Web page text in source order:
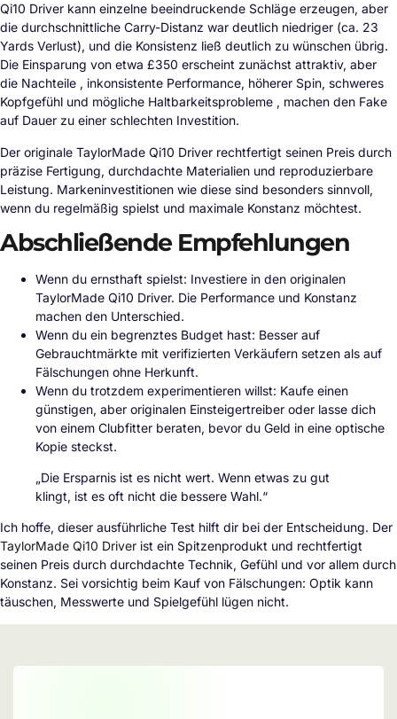
Qi10 Driver kann einzelne beeindruckende Schläge erzeugen, aber
die durchschnittliche Carry-Distanz war deutlich niedriger (ca. 23
Yards Verlust), und die Konsistenz ließ deutlich zu wünschen übrig.
Die Einsparung von etwa £350 erscheint zunächst attraktiv, aber
die Nachteile , inkonsistente Performance, höherer Spin, schweres
Kopfgefühl und mögliche Haltbarkeitsprobleme , machen den Fake
auf Dauer zu einer schlechten Investition.
Der originale TaylorMade Qi10 Driver rechtfertigt seinen Preis durch
präzise Fertigung, durchdachte Materialien und reproduzierbare
Leistung. Markeninvestitionen wie diese sind besonders sinnvoll,
wenn du regelmäßig spielst und maximale Konstanz möchtest.
Abschließende Empfehlungen
Wenn du ernsthaft spielst: Investiere in den originalen
TaylorMade Qi10 Driver. Die Performance und Konstanz
machen den Unterschied.
Wenn du ein begrenztes Budget hast: Besser auf
Gebrauchtmärkte mit verifizierten Verkäufern setzen als auf
Fälschungen ohne Herkunft.
Wenn du trotzdem experimentieren willst: Kaufe einen
günstigen, aber originalen Einsteigertreiber oder lasse dich
von einem Clubfitter beraten, bevor du Geld in eine optische
Kopie steckst.
„Die Ersparnis ist es nicht wert. Wenn etwas zu gut
klingt, ist es oft nicht die bessere Wahl.“
Ich hoffe, dieser ausführliche Test hilft dir bei der Entscheidung. Der
TaylorMade Qi10 Driver ist ein Spitzenprodukt und rechtfertigt
seinen Preis durch durchdachte Technik, Gefühl und vor allem durch
Konstanz. Sei vorsichtig beim Kauf von Fälschungen: Optik kann
täuschen, Messwerte und Spielgefühl lügen nicht.